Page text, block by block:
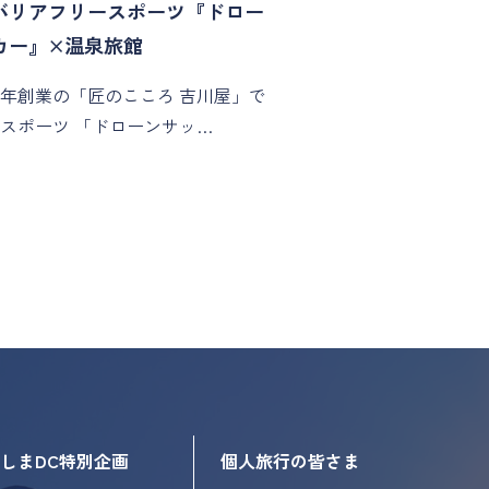
リアフリースポーツ『ドロー
ー』×温泉旅館
創業の「匠のこころ 吉川屋」で
ポーツ 「ドローンサッ…
まDC特別企画 個人旅行の皆さま